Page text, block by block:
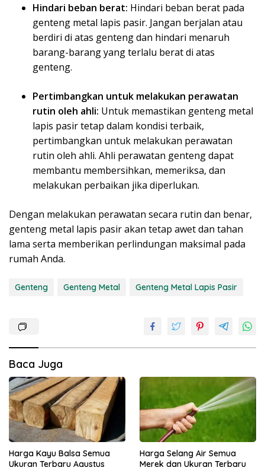
Hindari beban berat: Hindari beban berat pada
genteng metal lapis pasir. Jangan berjalan atau
berdiri di atas genteng dan hindari menaruh
barang-barang yang terlalu berat di atas
genteng.
Pertimbangkan untuk melakukan perawatan
rutin oleh ahli: Untuk memastikan genteng metal
lapis pasir tetap dalam kondisi terbaik,
pertimbangkan untuk melakukan perawatan
rutin oleh ahli. Ahli perawatan genteng dapat
membantu membersihkan, memeriksa, dan
melakukan perbaikan jika diperlukan.
Dengan melakukan perawatan secara rutin dan benar,
genteng metal lapis pasir akan tetap awet dan tahan
lama serta memberikan perlindungan maksimal pada
rumah Anda.
Genteng Genteng Metal Genteng Metal Lapis Pasir
Baca Juga
Harga Kayu Balsa Semua
Ukuran Terbaru Agustus
Harga Selang Air Semua
Merek dan Ukuran Terbaru